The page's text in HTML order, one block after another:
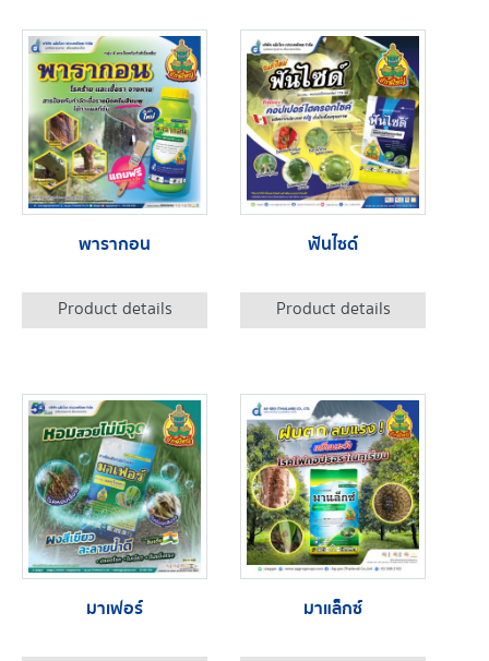
พารากอน
Product details
ฟันไซด์
Product details
มาเฟอร์ มาแล็กซ์